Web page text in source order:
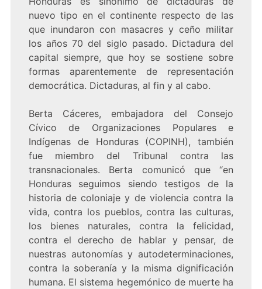
nuevo tipo en el continente respecto de las
que inundaron con masacres y ceño militar
los años 70 del siglo pasado. Dictadura del
capital siempre, que hoy se sostiene sobre
formas aparentemente de representación
democrática. Dictaduras, al fin y al cabo.
Berta Cáceres, embajadora del Consejo
Cívico de Organizaciones Populares e
Indígenas de Honduras (COPINH), también
fue miembro del Tribunal contra las
transnacionales. Berta comunicó que “en
Honduras seguimos siendo testigos de la
historia de coloniaje y de violencia contra la
vida, contra los pueblos, contra las culturas,
los bienes naturales, contra la felicidad,
contra el derecho de hablar y pensar, de
nuestras autonomías y autodeterminaciones,
contra la soberanía y la misma dignificación
humana. El sistema hegemónico de muerte ha